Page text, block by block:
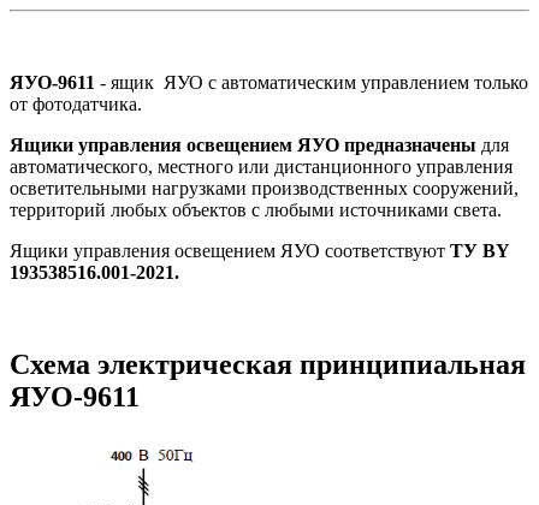
ЯУО-9611 - ящик ЯУО с автоматическим управлением только
от фотодатчика.
Ящики управления освещением ЯУО предназначены для
автоматического, местного или дистанционного управления
осветительными нагрузками производственных сооружений,
территорий любых объектов с любыми источниками света.
Ящики управления освещением ЯУО соответствуют ТУ BY
193538516.001-2021.
Схема электрическая принципиальная
ЯУО-9611